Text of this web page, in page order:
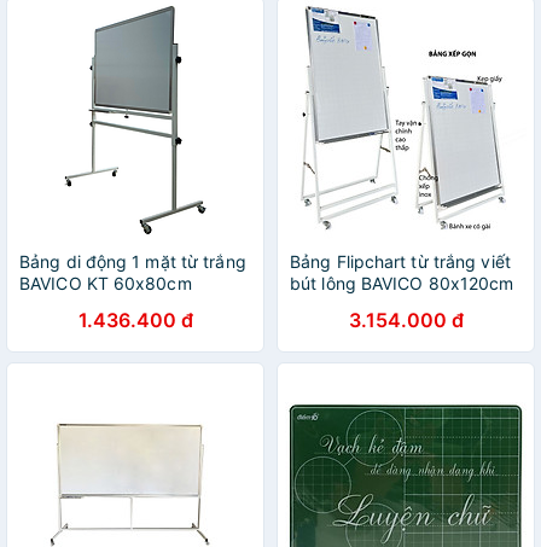
Bảng di động 1 mặt từ trắng
BAVICO KT 60x80cm
1.436.400 đ
Bảng Flipchart từ trắng viết
bút lông BAVICO 80x120cm
3.154.000 đ